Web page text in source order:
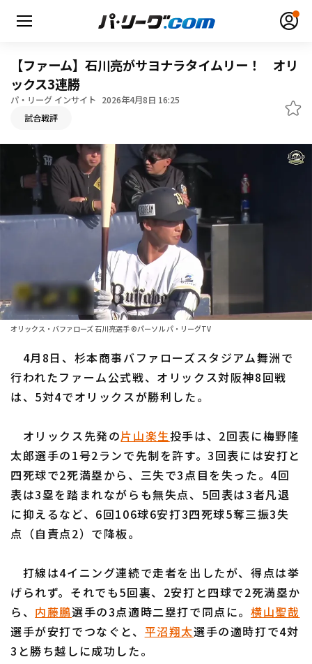
HOME
動画
日程・結果
1軍公式戦
ファーム東地区
ファーム西地区
交流戦
選手名鑑
選手名鑑トップ
北海道日本ハムファイターズ
東北楽天ゴールデンイーグルス
千葉ロッテマリーンズ
オリックス・バファローズ
福岡ソフトバンクホークス
ニュース
設定
【ファーム】石川亮がサヨナラタイムリー！ オリ
ックス3連勝
パ・リーグ インサイト 2026年4月8日 16:25
試合戦評
オリックス・バファローズ 石川亮選手 ©パーソル パ・リーグTV
4月8日、杉本商事バファローズスタジアム舞洲で
行われたファーム公式戦、オリックス対阪神8回戦
は、5対4でオリックスが勝利した。
オリックス先発の片山楽生投手は、2回表に梅野隆
太郎選手の1号2ランで先制を許す。3回表には安打と
四死球で2死満塁から、三失で3点目を失った。4回
表は3塁を踏まれながらも無失点、5回表は3者凡退
に抑えるなど、6回106球6安打3四死球5奪三振3失
点（自責点2）で降板。
打線は4イニング連続で走者を出したが、得点は挙
げられず。それでも5回裏、2安打と四球で2死満塁か
ら、 内藤鵬選手の3点適時二塁打で同点に。横山聖哉
選手が安打でつなぐと、 平沼翔太選手の適時打で4対
3と勝ち越しに成功した。